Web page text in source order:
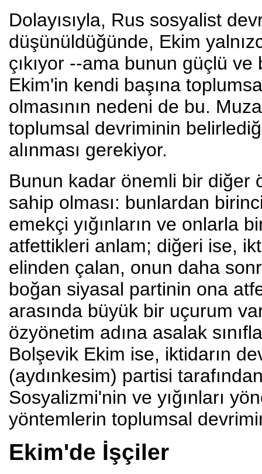
Dolayısıyla, Rus sosyalist
düşünüldüğünde, Ekim
çıkıyor --ama bunun güçlü
Ekim'in kendi başına
olmasının nedeni de bu.
toplumsal devriminin
alınması gerekiyor.
Bunun kadar önemli bir diğer
sahip olması: bunlardan
emekçi yığınların ve onlarla
atfettikleri anlam; diğeri ise,
elinden çalan, onun daha
boğan siyasal partinin ona
arasında büyük bir uçurum
özyönetim adına asalak
Bolşevik Ekim ise, iktidarın
(aydınkesim) partisi
Sosyalizmi'nin ve yığınları
yöntemlerin toplumsal
Ekim'de İşçiler